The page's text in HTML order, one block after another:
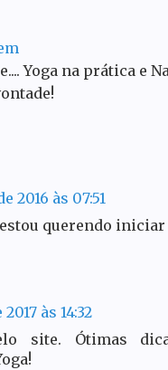
Yoga na prática e
2016 às 07:51
querendo iniciar
às 14:32
site. Ótimas